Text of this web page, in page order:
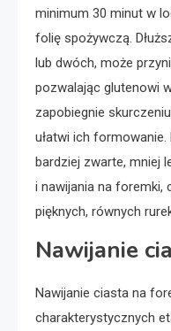
minimum 30 minut w
folię spożywczą.
lub dwóch, może
pozwalając glutenowi
zapobiegnie
ułatwi ich
bardziej zwarte, mniej
i nawijania na foremki,
pięknych, równych
Nawijanie
Nawijanie ciasta na
charakterystycznych